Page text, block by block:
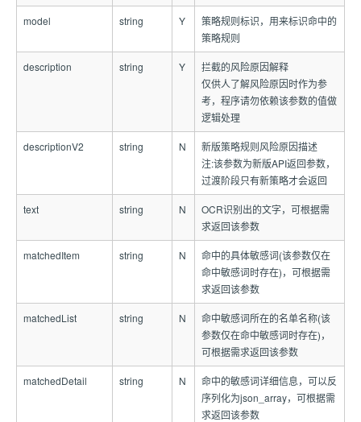
model string Y
策略规则标识，用来标识命中的
策略规则
description string Y
拦截的风险原因解释
仅供人了解风险原因时作为参
考，程序请勿依赖该参数的值做
逻辑处理
descriptionV2 string N
新版策略规则风险原因描述
注:该参数为新版API返回参数，
过渡阶段只有新策略才会返回
text string N
OCR识别出的文字，可根据需
求返回该参数
matchedItem string N
命中的具体敏感词(该参数仅在
命中敏感词时存在)，可根据需
求返回该参数
matchedList string N
命中敏感词所在的名单名称(该
参数仅在命中敏感词时存在)，
可根据需求返回该参数
matchedDetail string N
命中的敏感词详细信息，可以反
序列化为json_array，可根据需
求返回该参数